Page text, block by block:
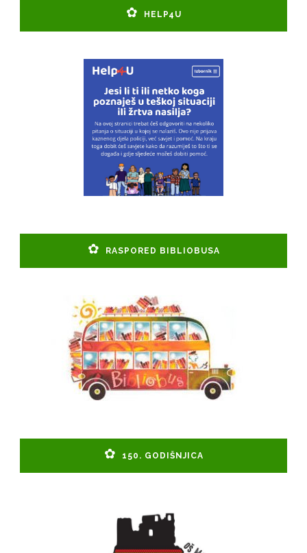
HELP4U
RASPORED BIBLIOBUSA
150. GODIŠNJICA